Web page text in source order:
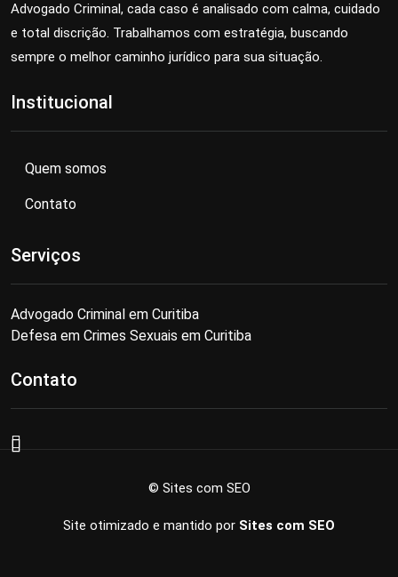
Advogado Criminal, cada caso é analisado com calma, cuidado
e total discrição. Trabalhamos com estratégia, buscando
sempre o melhor caminho jurídico para sua situação.
Institucional
Quem somos
Contato
Serviços
Advogado Criminal em Curitiba
Defesa em Crimes Sexuais em Curitiba
Contato
© Sites com SEO
Site otimizado e mantido por Sites com SEO